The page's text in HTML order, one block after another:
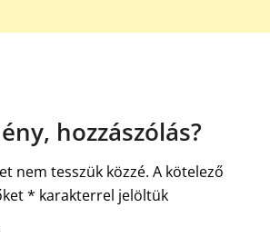
hozzászólás?
nem tesszük közzé. A kötelező
* karakterrel jelöltük